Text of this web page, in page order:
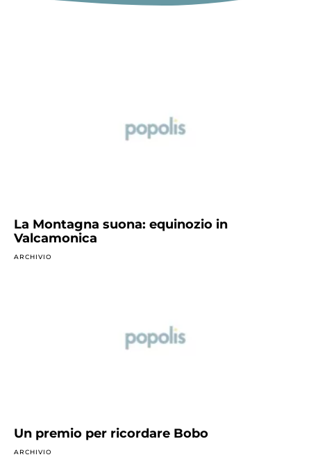
La Montagna suona: equinozio in
Valcamonica
ARCHIVIO
Un premio per ricordare Bobo
ARCHIVIO